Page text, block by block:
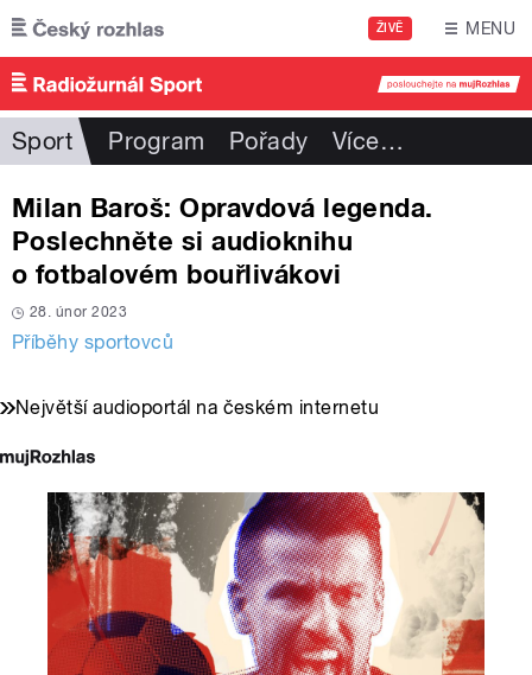
Přejít k hlavnímu obsahu
ŽIVĚ MENU
Sport Program Pořady Více…
Milan Baroš: Opravdová legenda.
Poslechněte si audioknihu
o fotbalovém bouřlivákovi
28. únor 2023
Příběhy sportovců
Největší audioportál na českém internetu